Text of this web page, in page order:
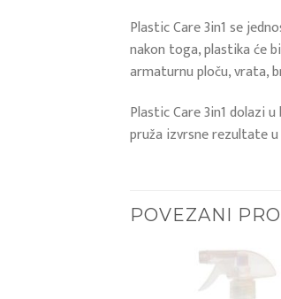
Plastic Care 3in1 se
nakon toga, plastika će
armaturnu ploču, vrata,
Plastic Care 3in1 dolazi
pruža izvrsne rezultate
POVEZANI